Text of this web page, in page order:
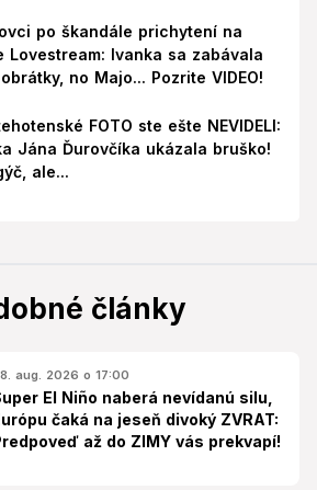
po škandále prichytení na
Lovestream: Ivanka sa zabávala
no Majo... Pozrite VIDEO!
FOTO ste ešte NEVIDELI:
Jána Ďurovčíka ukázala bruško!
ale...
články
aug. 2026 o 17:00
El Niño naberá nevídanú silu,
čaká na jeseň divoký ZVRAT:
až do ZIMY vás prekvapí!